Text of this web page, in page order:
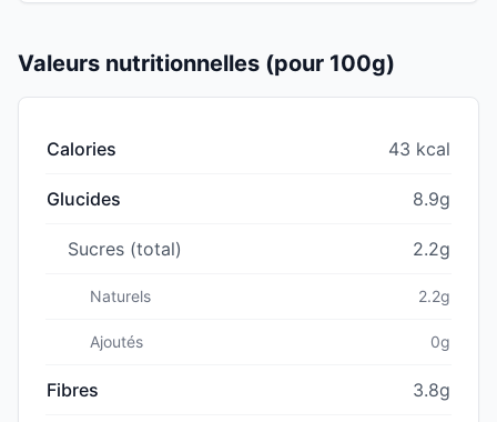
Valeurs nutritionnelles (pour 100g)
Calories 43 kcal
Glucides 8.9g
Sucres (total) 2.2g
Naturels 2.2g
Ajoutés 0g
Fibres 3.8g